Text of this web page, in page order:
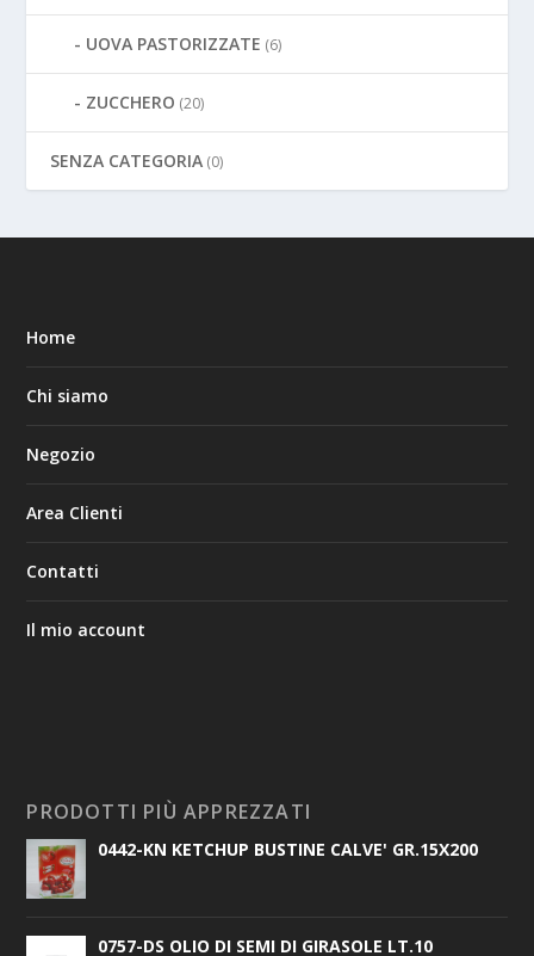
UOVA PASTORIZZATE (6)
ZUCCHERO (20)
SENZA CATEGORIA (0)
Home
Chi siamo
Negozio
Area Clienti
Contatti
Il mio account
PRODOTTI PIÙ APPREZZATI
0442-KN KETCHUP BUSTINE CALVE' GR.15X200
0757-DS OLIO DI SEMI DI GIRASOLE LT.10